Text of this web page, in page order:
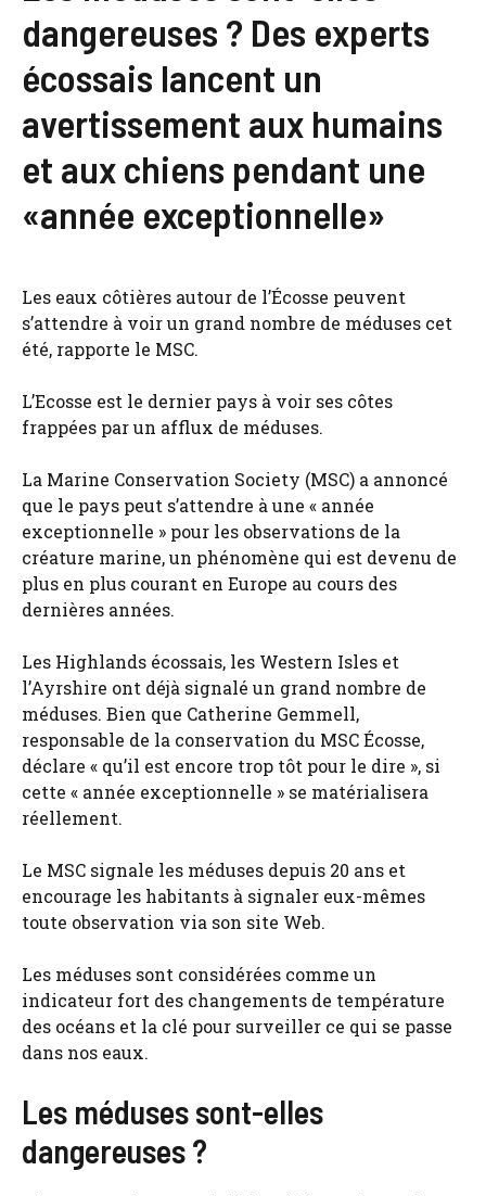
dangereuses ? Des experts
écossais lancent un
avertissement aux humains
et aux chiens pendant une
«année exceptionnelle»
Les eaux côtières autour de l’Écosse peuvent
s’attendre à voir un grand nombre de méduses cet
été, rapporte le MSC.
L’Ecosse est le dernier pays à voir ses côtes
frappées par un afflux de méduses.
La Marine Conservation Society (MSC) a annoncé
que le pays peut s’attendre à une « année
exceptionnelle » pour les observations de la
créature marine, un phénomène qui est devenu de
plus en plus courant en Europe au cours des
dernières années.
Les Highlands écossais, les Western Isles et
l’Ayrshire ont déjà signalé un grand nombre de
méduses. Bien que Catherine Gemmell,
responsable de la conservation du MSC Écosse,
déclare « qu’il est encore trop tôt pour le dire », si
cette « année exceptionnelle » se matérialisera
réellement.
Le MSC signale les méduses depuis 20 ans et
encourage les habitants à signaler eux-mêmes
toute observation via son site Web.
Les méduses sont considérées comme un
indicateur fort des changements de température
des océans et la clé pour surveiller ce qui se passe
dans nos eaux.
Les méduses sont-elles
dangereuses ?